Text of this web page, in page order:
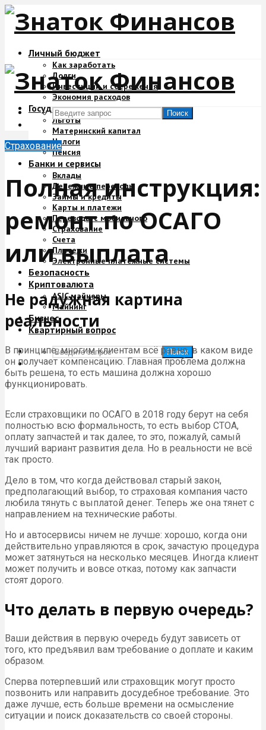
Личный бюджет
Как заработать
Долги
Инвестиции и сбережения
Экономия расходов
Государство и деньги
Льготы
Материнский капитал
Налоги
Пенсия
Банки и сервисы
Вклады
Денежные переводы
Займы и кредиты
Карты и платежи
Переводы с мобильного
Страхование
Счета
Платежи
Электронные платежные системы
Безопасность
Криптовалюта
ASIC майнеры
Майнинг
Бизнес
Квартирный вопрос
Поиск
Поиск
Страхование
Полная инструкция:
ремонт по ОСАГО
или выплата
Не радужная картина
реальности
В принципе, многим клиентам всё равно, в каком виде
он получает компенсацию. Главная проблема должна
быть решена, то есть машина должна хорошо
функционировать.
Если страховщики по ОСАГО в 2018 году берут на себя
полностью всю формальность, то есть выбор СТОА,
оплату запчастей и так далее, то это, пожалуй, самый
лучший вариант развития дела. Но в реальности не всё
так просто.
Дело в том, что когда действовал старый закон,
предполагающий выбор, то страховая компания часто
любила тянуть с выплатой денег. Теперь же она тянет с
направлением на технические работы.
Но и автосервисы ничем не лучше: хорошо, когда они
действительно управляются в срок, зачастую процедура
может затянуться на несколько месяцев. Иногда клиент
может получить и вовсе отказ, потому как запчасти
стоят дорого.
Что делать в первую очередь?
Ваши действия в первую очередь будут зависеть от
того, кто предъявил вам требование о доплате и каким
образом.
Сперва потерпевший или страховщик могут просто
позвонить или направить досудебное требование. Это
даже лучше, есть больше времени на осмысление
ситуации и поиск доказательств со своей стороны.